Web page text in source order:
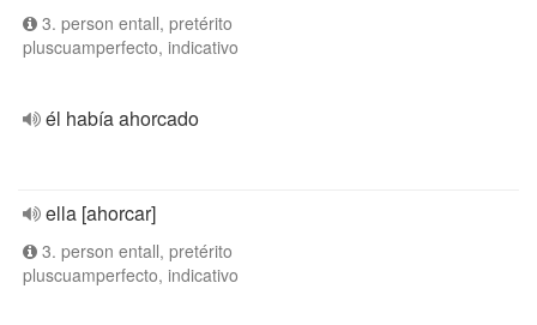
3. person entall, pretérito
pluscuamperfecto, indicativo
él había ahorcado
ella [ahorcar]
3. person entall, pretérito
pluscuamperfecto, indicativo